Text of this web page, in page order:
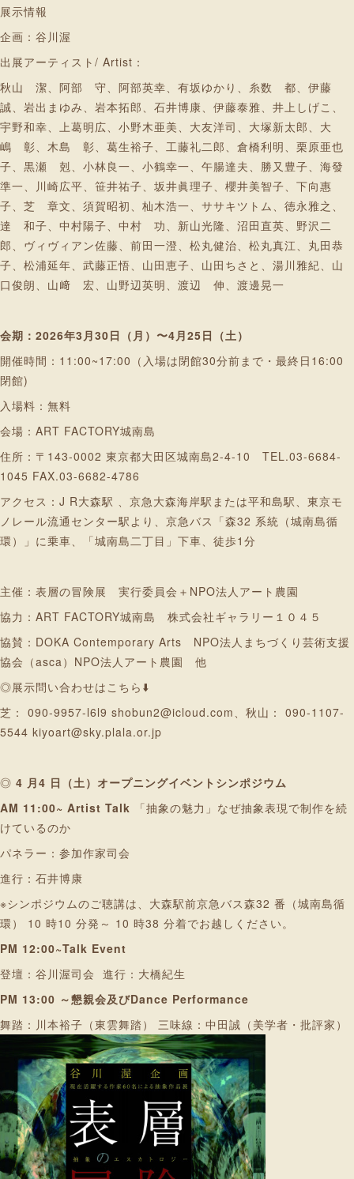
展示情報
企画：谷川渥
出展アーティスト/ Artist：
秋山 潔、阿部 守、阿部英幸、有坂ゆかり、糸数 都、伊藤
誠、岩出まゆみ、岩本拓郎、石井博康、伊藤泰雅、井上しげこ、
宇野和幸、上葛明広、小野木亜美、大友洋司、大塚新太郎、大
嶋 彰、木島 彰、葛生裕子、工藤礼二郎、倉橋利明、栗原亜也
子、黒瀬 剋、小林良一、小鶴幸一、午腸達夫、勝又豊子、海發
準一、川崎広平、笹井祐子、坂井眞理子、櫻井美智子、下向惠
子、芝 章文、須賀昭初、杣木浩一、ササキツトム、徳永雅之、
達 和子、中村陽子、中村 功、新山光隆、沼田直英、野沢二
郎、ヴィヴィアン佐藤、前田一澄、松丸健治、松丸真江、丸田恭
子、松浦延年、武藤正悟、山田恵子、山田ちさと、湯川雅紀、山
口俊朗、山﨑 宏、山野辺英明、渡辺 伸、渡邊晃一
会期：2026年3月30日（月）〜4月25日（土）
開催時間：11:00~17:00（入場は閉館30分前まで・最終日16:00
閉館)
入場料：無料
会場：ART FACTORY城南島
住所：〒143-0002 東京都大田区城南島2-4-10 TEL.03-6684-
1045 FAX.03-6682-4786
アクセス：J R大森駅 、京急大森海岸駅または平和島駅、東京モ
ノレール流通センター駅より、京急バス「森32 系統（城南島循
環）」に乗車、「城南島二丁目」下車、徒歩1分
主催：表層の冒険展 実行委員会＋NPO法人アート農園
協力：ART FACTORY城南島 株式会社ギャラリー１０４５
協賛：DOKA Contemporary Arts NPO法人まちづくり芸術支援
協会（asca）NPO法人アート農園 他
◎展示問い合わせはこちら⬇️
芝： 090-9957-l6l9 shobun2@icloud.com、秋山： 090-1107-
5544 kiyoart@sky.plala.or.jp
◎ 4 月4 日（土）オープニングイベントシンポジウム
AM 11:00~ Artist Talk
「抽象の魅力」なぜ抽象表現で制作を続
けているのか
パネラー：参加作家司会
進行：石井博康
※シンポジウムのご聴講は、大森駅前京急バス森32 番（城南島循
環） 10 時10 分発～ 10 時38 分着でお越しください。
PM 12:00~Talk Event
登壇：谷川渥司会 進行：大橋紀生
PM 13:00 ～懇親会及びDance Performance
舞踏：川本裕子（東雲舞踏） 三味線：中田誠（美学者・批評家）